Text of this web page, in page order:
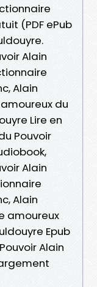
(PDF ePub
Alain
Alain
du
Lire en
Pouvoir
Alain
Alain
amoureux
Epub
Alain